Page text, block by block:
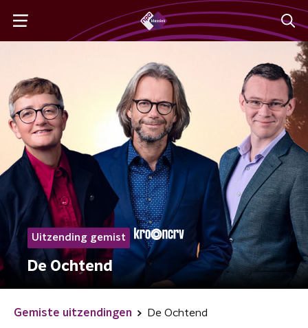
Uitzending gemist
De Ochtend
Gemiste uitzendingen De Ochtend